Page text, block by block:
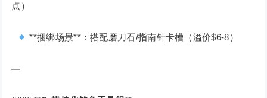
点）
**捆绑场景**：搭配磨刀石/指南针卡槽（溢价$6-8）
—